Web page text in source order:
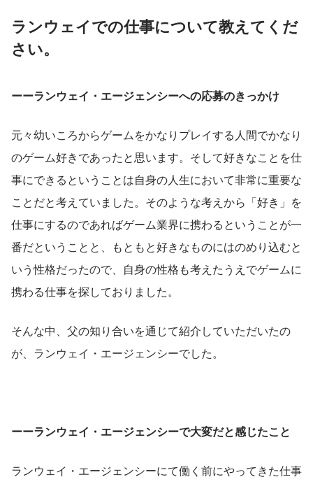
ランウェイでの仕事について教えてくだ
さい。
ーーランウェイ・エージェンシーへの応募のきっかけ
元々幼いころからゲームをかなりプレイする人間でかなり
のゲーム好きであったと思います。そして好きなことを仕
事にできるということは自身の人生において非常に重要な
ことだと考えていました。そのような考えから「好き」を
仕事にするのであればゲーム業界に携わるということが一
番だということと、もともと好きなものにはのめり込むと
いう性格だったので、自身の性格も考えたうえでゲームに
携わる仕事を探しておりました。
そんな中、父の知り合いを通じて紹介していただいたの
が、ランウェイ・エージェンシーでした。
ーーランウェイ・エージェンシーで大変だと感じたこと
ランウェイ・エージェンシーにて働く前にやってきた仕事